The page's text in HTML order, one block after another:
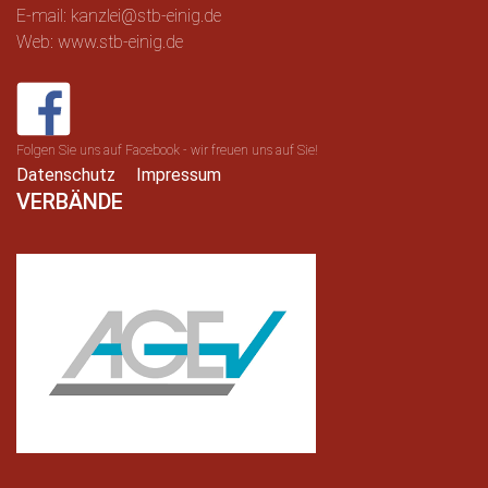
E-mail: kanzlei@stb-einig.de
Web: www.stb-einig.de
Folgen Sie uns auf Facebook - wir freuen uns auf Sie!
Datenschutz Impressum
VERBÄNDE